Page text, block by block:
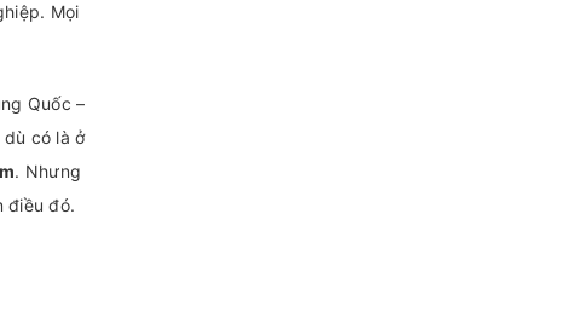
Mọi
Quốc –
có là ở
. Nhưng
điều đó.